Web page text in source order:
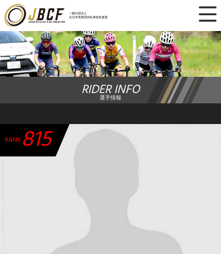
一般社団法人
全日本実業団自転車競技連盟
×
ニュース
レース日程
ランキング
チーム・選手
加盟・登録
エントリー
JBCF ROAD SERIESとは
RIDER INFO
選手情報
RANK 815